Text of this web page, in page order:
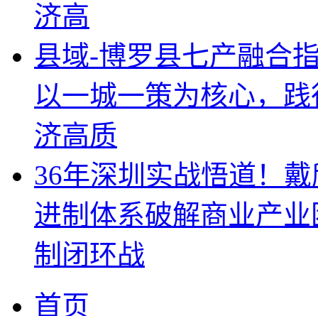
济高
县域-博罗县七产融合
以一城一策为核心，
济高质
36年深圳实战悟道！
进制体系破解商业产
制闭环战
首页